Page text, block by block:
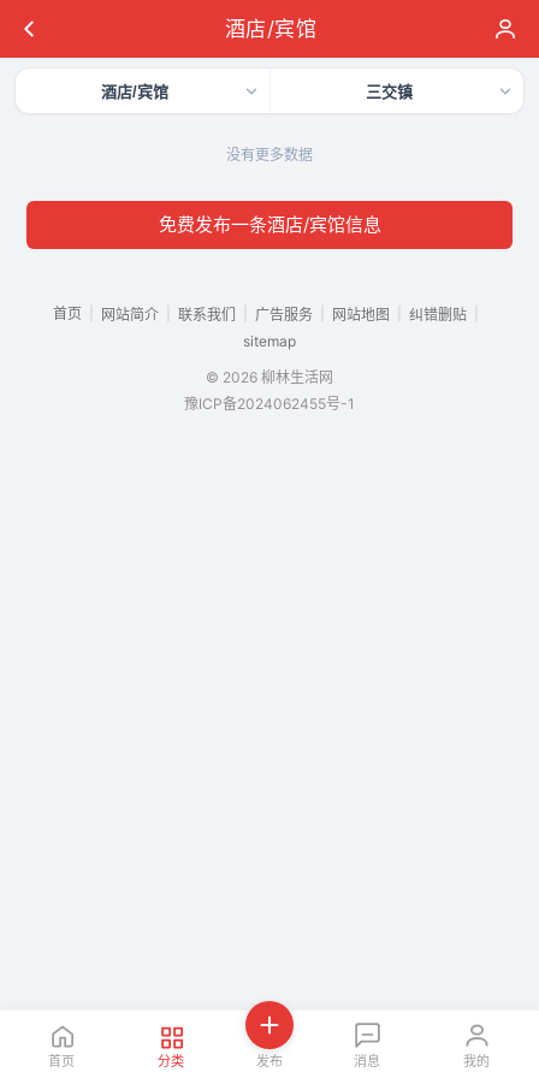
酒店/宾馆
酒店/宾馆 三交镇
没有更多数据
免费发布一条酒店/宾馆信息
首页 网站简介 联系我们 广告服务 网站地图 纠错删贴
sitemap
© 2026 柳林生活网
豫ICP备2024062455号-1
首页 分类 发布 消息 我的